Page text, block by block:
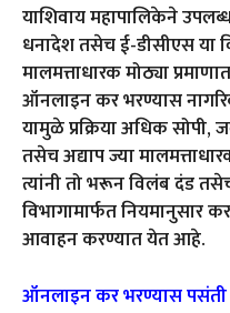
याशिवाय महापालिकेने
धनादेश तसेच ई-डीसीएस या
मालमत्ताधारक मोठ्या
ऑनलाइन कर भरण्यास
यामुळे प्रक्रिया अधिक
तसेच अद्याप ज्या
त्यांनी तो भरून विलंब दंड
विभागामार्फत नियमानुसार
आवाहन करण्यात येत आहे.
ऑनलाइन कर भरण्यास पसंती